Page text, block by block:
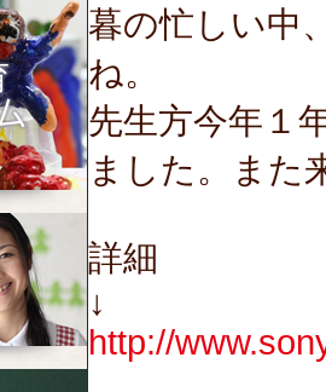
暮の忙しい中
ね。
先生方今年１
ました。また
詳細
↓
http://